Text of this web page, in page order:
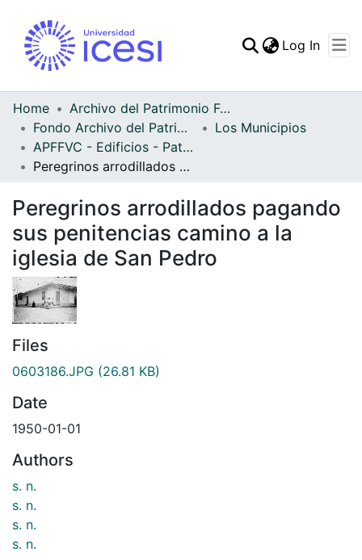
Statistics
Log In
Home
Archivo del Patrimonio Fotográfico y Fílmico del Valle del Cauca
Fondo Archivo del Patrimonio Fotográfico y Fílmico del Valle del Cauca
Los Municipios
APFFVC - Edificios - Patrimonial
Peregrinos arrodillados pagando sus penitencias camino a la iglesia de San Pedro
Peregrinos arrodillados pagando
sus penitencias camino a la
iglesia de San Pedro
Files
0603186.JPG (26.81 KB)
Date
1950-01-01
Authors
s. n.
s. n.
s. n.
s. n.